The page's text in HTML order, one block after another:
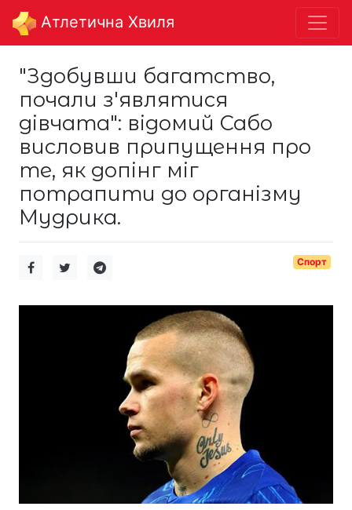
Aтлетична Хвиля
"Здобувши багатство,
почали з'являтися
дівчата": відомий Сабо
висловив припущення про
те, як допінг міг
потрапити до організму
Мудрика.
Спорт